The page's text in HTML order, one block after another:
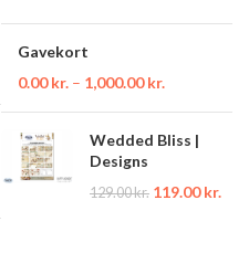
Gavekort
0.00kr. – 1,000.00kr.
Wedded Bliss |
Designs
129.00kr. 119.00kr.